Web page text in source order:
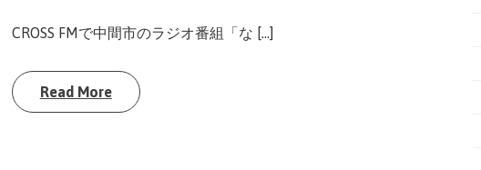
CROSS FMで中間市のラジオ番組「な […]
Read More